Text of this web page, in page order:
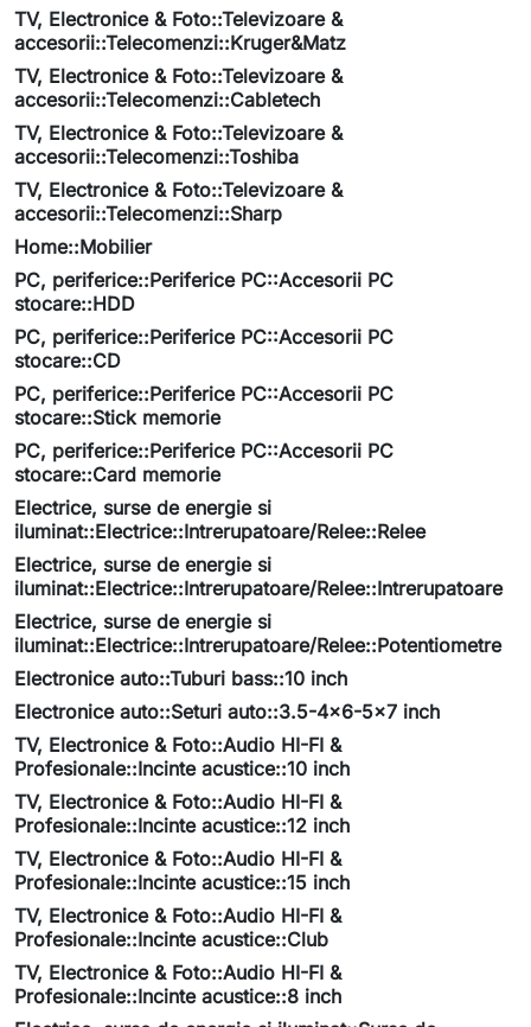
TV, Electronice & Foto::Televizoare &
accesorii::Telecomenzi::Kruger&Matz
TV, Electronice & Foto::Televizoare &
accesorii::Telecomenzi::Cabletech
TV, Electronice & Foto::Televizoare &
accesorii::Telecomenzi::Toshiba
TV, Electronice & Foto::Televizoare &
accesorii::Telecomenzi::Sharp
Home::Mobilier
PC, periferice::Periferice PC::Accesorii PC
stocare::HDD
PC, periferice::Periferice PC::Accesorii PC
stocare::CD
PC, periferice::Periferice PC::Accesorii PC
stocare::Stick memorie
PC, periferice::Periferice PC::Accesorii PC
stocare::Card memorie
Electrice, surse de energie si
iluminat::Electrice::Intrerupatoare/Relee::Relee
Electrice, surse de energie si
iluminat::Electrice::Intrerupatoare/Relee::Intrerupatoare
Electrice, surse de energie si
iluminat::Electrice::Intrerupatoare/Relee::Potentiometre
Electronice auto::Tuburi bass::10 inch
Electronice auto::Seturi auto::3.5-4x6-5x7 inch
TV, Electronice & Foto::Audio HI-FI &
Profesionale::Incinte acustice::10 inch
TV, Electronice & Foto::Audio HI-FI &
Profesionale::Incinte acustice::12 inch
TV, Electronice & Foto::Audio HI-FI &
Profesionale::Incinte acustice::15 inch
TV, Electronice & Foto::Audio HI-FI &
Profesionale::Incinte acustice::Club
TV, Electronice & Foto::Audio HI-FI &
Profesionale::Incinte acustice::8 inch